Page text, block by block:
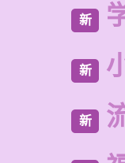
新
新
新